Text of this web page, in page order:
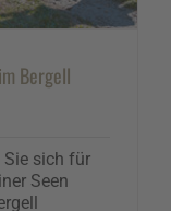
Bergell
Sie sich für
Seen